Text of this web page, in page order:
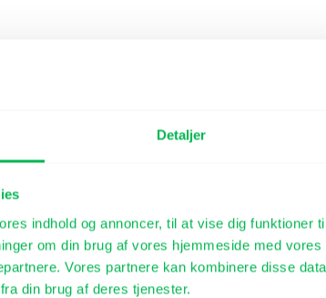
Detaljer
indhold og annoncer, til at vise dig funktioner
om din brug af vores hjemmeside med
Vores partnere kan kombinere disse
din brug af deres tjenester.
en ung der skal til
at opnå en bedre eksamen.
at det kan ende med
den mentale del af at
et sted vi skal hen, men
som til gengæld skaber
granskede liv).
fortiden eller i fremtiden.